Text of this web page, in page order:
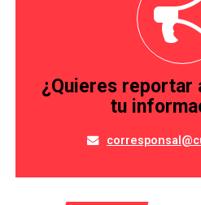
¿Quieres reportar
tu